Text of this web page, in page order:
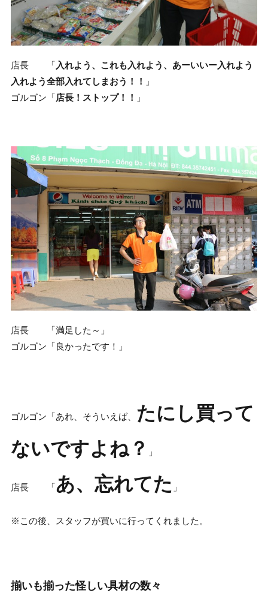
店長 「 入れよう、これも入れよう、あーいいー入れよう
入れよう全部入れてしまおう！！
」
ゴルゴン「店長！ストップ！！ 」
店長 「満足した～」
ゴルゴン「良かったです！」
ゴルゴン「あれ、そういえば、
たにし買って
ないですよね？
」
店長 「あ、忘れてた 」
※この後、スタッフが買いに行ってくれました。
揃いも揃った怪しい具材の数々